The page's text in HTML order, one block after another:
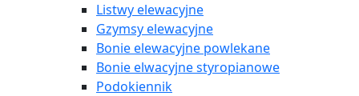
Listwy elewacyjne
Gzymsy elewacyjne
Bonie elewacyjne powlekane
Bonie elwacyjne styropianowe
Podokiennik